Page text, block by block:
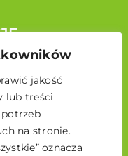
jakość
lub treści
na stronie.
oznacza